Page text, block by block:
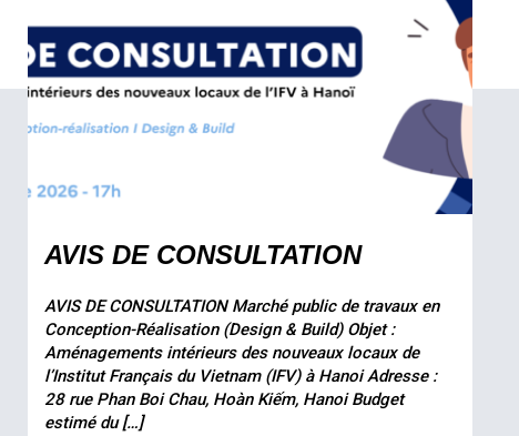
AVIS DE CONSULTATION
AVIS DE CONSULTATION Marché public de travaux en
Conception-Réalisation (Design & Build) Objet :
Aménagements intérieurs des nouveaux locaux de
l’Institut Français du Vietnam (IFV) à Hanoi Adresse :
28 rue Phan Boi Chau, Hoàn Kiếm, Hanoi Budget
estimé du […]